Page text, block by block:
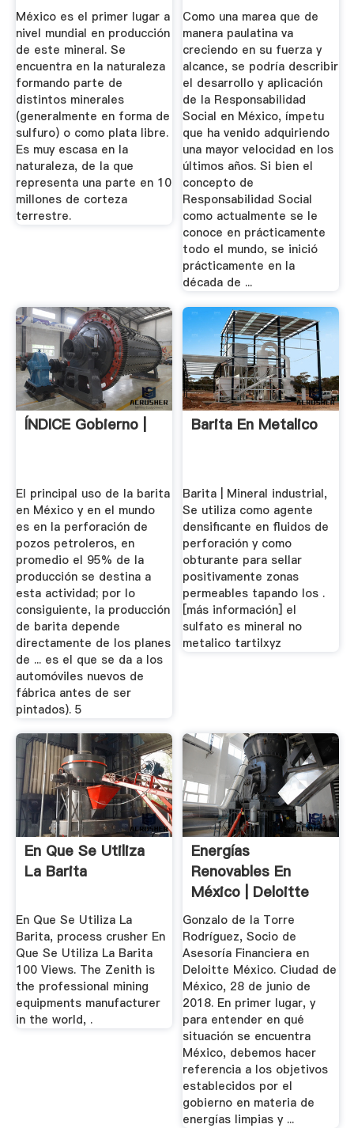
México es el primer lugar a
nivel mundial en producción
de este mineral. Se
encuentra en la naturaleza
formando parte de
distintos minerales
(generalmente en forma de
sulfuro) o como plata libre.
Es muy escasa en la
naturaleza, de la que
representa una parte en 10
millones de corteza
terrestre.
Como una marea que de
manera paulatina va
creciendo en su fuerza y
alcance, se podría describir
el desarrollo y aplicación
de la Responsabilidad
Social en México, ímpetu
que ha venido adquiriendo
una mayor velocidad en los
últimos años. Si bien el
concepto de
Responsabilidad Social
como actualmente se le
conoce en prácticamente
todo el mundo, se inició
prácticamente en la
década de ...
ÍNDICE Gobierno |
El principal uso de la barita
en México y en el mundo
es en la perforación de
pozos petroleros, en
promedio el 95% de la
producción se destina a
esta actividad; por lo
consiguiente, la producción
de barita depende
directamente de los planes
de ... es el que se da a los
automóviles nuevos de
fábrica antes de ser
pintados). 5
Barita En Metalico
Barita | Mineral industrial,
Se utiliza como agente
densificante en fluidos de
perforación y como
obturante para sellar
positivamente zonas
permeables tapando los .
[más información] el
sulfato es mineral no
metalico tartilxyz
En Que Se Utiliza
La Barita
En Que Se Utiliza La
Barita, process crusher En
Que Se Utiliza La Barita
100 Views. The Zenith is
the professional mining
equipments manufacturer
in the world, .
Energías
Renovables En
México | Deloitte
México
Gonzalo de la Torre
Rodríguez, Socio de
Asesoría Financiera en
Deloitte México. Ciudad de
México, 28 de junio de
2018. En primer lugar, y
para entender en qué
situación se encuentra
México, debemos hacer
referencia a los objetivos
establecidos por el
gobierno en materia de
energías limpias y ...